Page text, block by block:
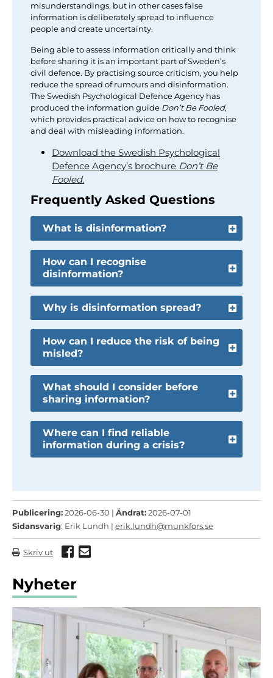
misunderstandings, but in other cases false
information is deliberately spread to influence
people and create uncertainty.
Being able to assess information critically and think
before sharing it is an important part of Sweden’s
civil defence. By practising source criticism, you help
reduce the spread of rumours and disinformation.
The Swedish Psychological Defence Agency has
produced the information guide Don’t Be Fooled,
which provides practical advice on how to recognise
and deal with misleading information.
Download the Swedish Psychological
Defence Agency’s brochure Don’t Be
Fooled.
Frequently Asked Questions
What is disinformation?
How can I recognise
disinformation?
Why is disinformation spread?
How can I reduce the risk of being
misled?
What should I consider before
sharing information?
Where can I find reliable
information during a crisis?
Publicering:2026-06-30 | Ändrat:2026-07-01
Sidansvarig: Erik Lundh | erik.lundh@munkfors.se
Skriv ut Dela via Facebook
Dela via mail
Nyheter